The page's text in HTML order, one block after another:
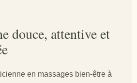
douce, attentive et
en massages bien-être à